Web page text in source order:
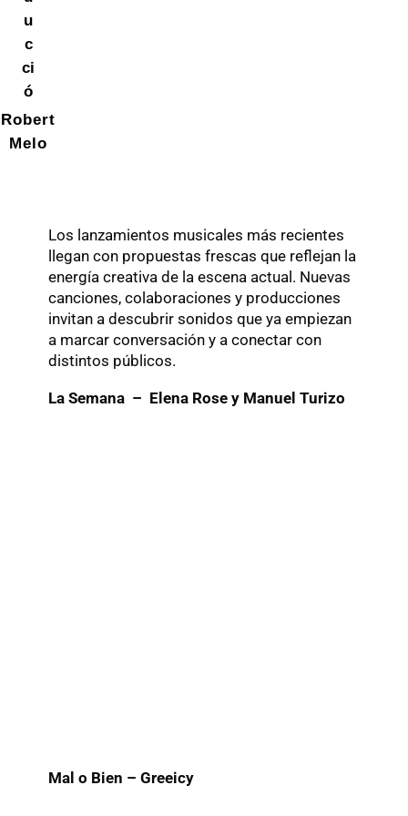
u
c
ci
ó
Robert
Melo
Los lanzamientos musicales más recientes
llegan con propuestas frescas que reflejan la
energía creativa de la escena actual. Nuevas
canciones, colaboraciones y producciones
invitan a descubrir sonidos que ya empiezan
a marcar conversación y a conectar con
distintos públicos.
La Semana – Elena Rose y Manuel Turizo
Mal o Bien – Greeicy